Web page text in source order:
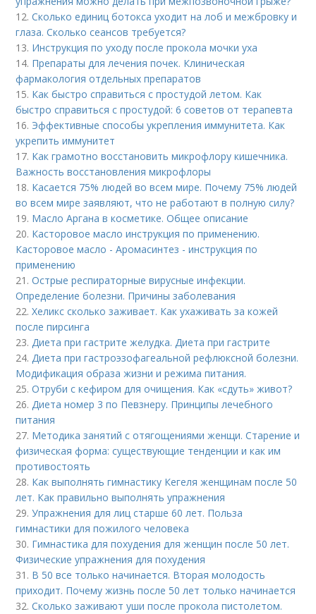
12.Сколько единиц ботокса уходит на лоб и межбровку и
глаза. Сколько сеансов требуется?
13. Инструкция по уходу после прокола мочки уха
14. Препараты для лечения почек. Клиническая
фармакология отдельных препаратов
15. Как быстро справиться с простудой летом. Как
быстро справиться с простудой: 6 советов от терапевта
16. Эффективные способы укрепления иммунитета. Как
укрепить иммунитет
17. Как грамотно восстановить микрофлору кишечника.
Важность восстановления микрофлоры
18. Касается 75% людей во всем мире. Почему 75% людей
во всем мире заявляют, что не работают в полную силу?
19. Масло Аргана в косметике. Общее описание
20. Касторовое масло инструкция по применению.
Касторовое масло - Аромасинтез - инструкция по
применению
21.Острые респираторные вирусные инфекции.
Определение болезни. Причины заболевания
22.Хеликс сколько заживает. Как ухаживать за кожей
после пирсинга
23.Диета при гастрите желудка. Диета при гастрите
24.Диета при гастроэзофагеальной рефлюксной болезни.
Модификация образа жизни и режима питания.
25.Отруби с кефиром для очищения. Как «сдуть» живот?
26.Диета номер 3 по Певзнеру. Принципы лечебного
питания
27. Методика занятий с отягощениями женщи. Старение и
физическая форма: существующие тенденции и как им
противостоять
28. Как выполнять гимнастику Кегеля женщинам после 50
лет. Как правильно выполнять упражнения
29.Упражнения для лиц старше 60 лет. Польза
гимнастики для пожилого человека
30. Гимнастика для похудения для женщин после 50 лет.
Физические упражнения для похудения
31. В 50 все только начинается. Вторая молодость
приходит. Почему жизнь после 50 лет только начинается
32.Сколько заживают уши после прокола пистолетом.